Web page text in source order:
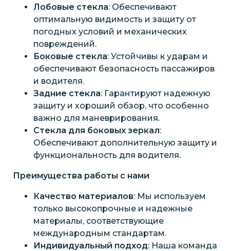
Лобовые стекла: Обеспечивают
оптимальную видимость и защиту от
погодных условий и механических
повреждений.
Боковые стекла: Устойчивы к ударам и
обеспечивают безопасность пассажиров
и водителя.
Задние стекла: Гарантируют надежную
защиту и хороший обзор, что особенно
важно для маневрирования.
Стекла для боковых зеркал:
Обеспечивают дополнительную защиту и
функциональность для водителя.
Преимущества работы с нами
Качество материалов: Мы используем
только высокопрочные и надежные
материалы, соответствующие
международным стандартам.
Индивидуальный подход: Наша команда